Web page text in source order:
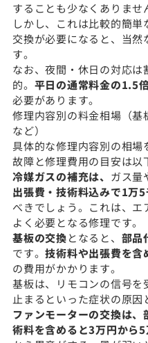
することも少なくありませ
しかし、これは比較的簡
交換が必要になると、当
す。
なお、夜間・休日の対応
的。 平日の通常料金の1.5
必要があります。
修理内容別の料金相場（
など）
具体的な修理内容別の相場
故障と修理費用の目安は以
冷媒ガスの補充は、 ガス量
出張費・技術料込みで1万
べきでしょう。これは、
よく必要となる修理です。
基板の交換となると、 部品
です。技術料や出張費を
の費用がかかります。
基板は、リモコンの信号
止まるといった症状の原因
ファンモーターの交換は
術料を含めると3万円から